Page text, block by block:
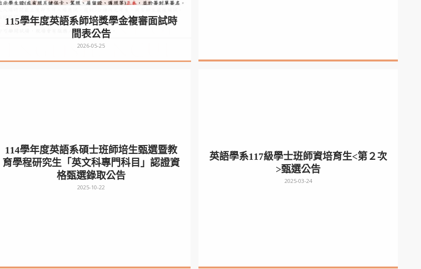
115學年度英語系師培獎學金複審面試時
間表公告
2026-05-25
114學年度英語系碩士班師培生甄選暨教
育學程研究生「英文科專門科目」認證資
格甄選錄取公告
2025-10-22
英語學系117級學士班師資培育生<第２次
>甄選公告
2025-03-24